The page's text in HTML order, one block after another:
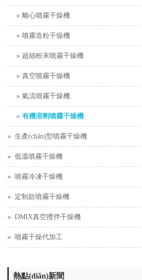
離心噴霧干燥機
噴霧造粒干燥機
超細粉末噴霧干燥機
真空噴霧干燥機
氣流噴霧干燥機
有機溶劑噴霧干燥機
生產(chǎn)型噴霧干燥機
低溫噴霧干燥機
噴霧冷凍干燥機
定制款噴霧干燥機
DMIX真空攪拌干燥機
噴霧干燥代加工
熱點(diǎn)新聞